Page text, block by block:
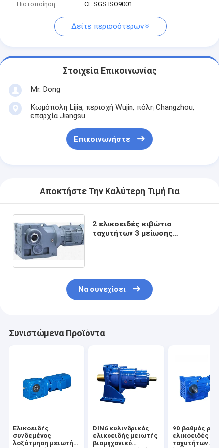
Πιστοποίηση
CE SGS ISO9001
Δείτε περισσότερων
Στοιχεία Επικοινωνίας
Mr. Dong
Κωμόπολη Lijia, περιοχή Wujin, πόλη Changzhou,
επαρχία Jiangsu
Επικοινωνήστε
Αποκτήστε Την Καλύτερη Τιμή Για
2 ελικοειδές κιβώτιο
ταχυτήτων 3 μείωσης
Να συνεχίσει
Συνιστώμενα Προϊόντα
Ελικοειδής
συνδεμένος
λοξότμηση μειωτής
DIN6 κυλινδρικός
ελικοειδής μειωτής
βιομηχανικό
90 βαθμός
ελικοειδές
ταχυτήτων